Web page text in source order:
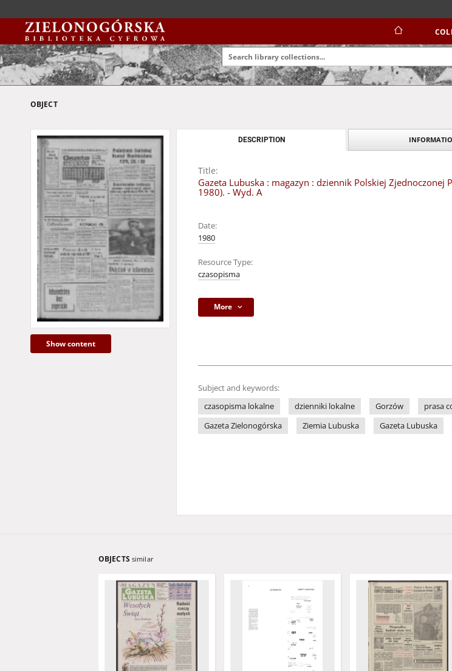
OBJECT
Show content
DESCRIPTION
Title:
Gazeta Lubuska : magazyn : dziennik Polskiej
1980). - Wyd. A
Date:
1980
Resource Type:
czasopisma
More
Subject and keywords:
czasopisma lokalne
dzienniki lokalne Gorzów prasa
Gazeta Zielonogórska
Ziemia Lubuska Gazeta Lubuska
OBJECTS similar